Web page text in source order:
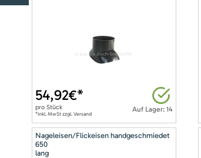
Auf Lager: 14
54,92€*
pro Stück
*inkl. MwSt zzgl. Versand
Nageleisen/Flickeisen handgeschmiedet
650
lang